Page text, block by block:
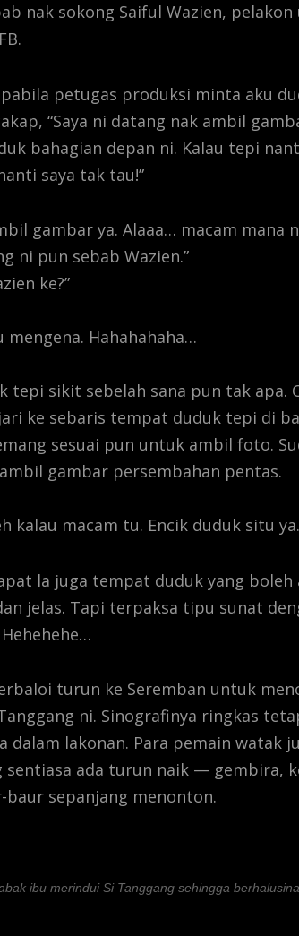
nak sokong Saiful Wazien,
petugas produksi minta aku
“Saya ni datang nak ambil
bahagian depan ni. Kalau tepi
saya tak tau!”
gambar ya. Alaaa… macam mana
ni pun sebab Wazien.”
ke?”
mengena. Hahahahaha…
tepi sikit sebelah sana pun tak apa.
ke sebaris tempat duduk tepi di
sesuai pun untuk ambil foto.
gambar persembahan pentas.
kalau macam tu. Encik duduk situ
la juga tempat duduk yang
jelas. Tapi terpaksa tipu sunat
turun ke Seremban untuk
ni. Sinografinya ringkas
dalam lakonan. Para pemain watak
sentiasa ada turun naik — gembira,
baur sepanjang menonton.
ibu merindui Si Tanggang sehingga